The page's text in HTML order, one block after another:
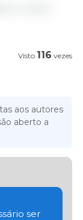
Unidos.
Visto 116 vezes
aos autores
aberto a
ser